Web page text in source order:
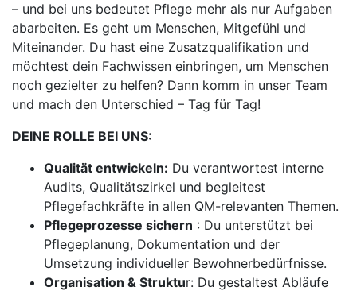
– und bei uns bedeutet Pflege mehr als nur Aufgaben
abarbeiten. Es geht um Menschen, Mitgefühl und
Miteinander. Du hast eine Zusatzqualifikation und
möchtest dein Fachwissen einbringen, um Menschen
noch gezielter zu helfen? Dann komm in unser Team
und mach den Unterschied – Tag für Tag!
DEINE ROLLE BEI UNS:
Qualität entwickeln: Du verantwortest interne
Audits, Qualitätszirkel und begleitest
Pflegefachkräfte in allen QM-relevanten Themen.
Pflegeprozesse sichern : Du unterstützt bei
Pflegeplanung, Dokumentation und der
Umsetzung individueller Bewohnerbedürfnisse.
Organisation & Struktur: Du gestaltest Abläufe